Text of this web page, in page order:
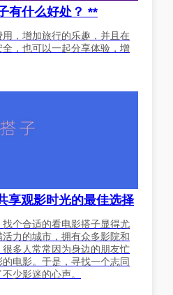
有什么好处？ **
，增加旅行的乐趣，并且在
，也可以一起分享体验，增
享观影时光的最佳选择
个合适的看电影搭子显得尤
力的城市，拥有众多影院和
多人常常因为身边的朋友忙
电影。于是，寻找一个志同
少影迷的心声。